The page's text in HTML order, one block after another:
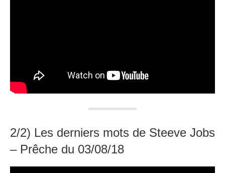
2/2) Les derniers mots de Steeve Jobs
– Prêche du 03/08/18